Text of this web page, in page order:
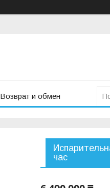
Возврат и обмен
час